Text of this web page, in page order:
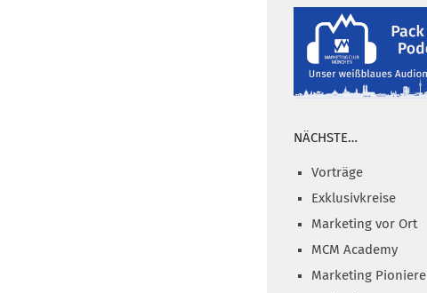
NÄCHSTE…
Vorträge
Exklusivkreise
Marketing vor Ort
MCM Academy
Marketing Pioniere